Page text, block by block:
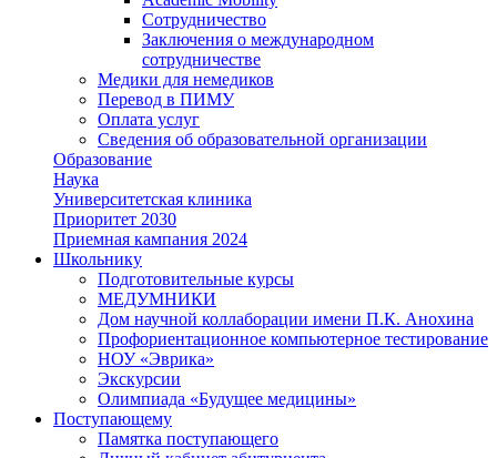
Сотрудничество
Заключения о международном
сотрудничестве
Медики для немедиков
Перевод в ПИМУ
Оплата услуг
Сведения об образовательной организации
Образование
Наука
Университетская клиника
Приоритет 2030
Приемная кампания 2024
Школьнику
Подготовительные курсы
МЕДУМНИКИ
Дом научной коллаборации имени П.К. Анохина
Профориентационное компьютерное тестирование
НОУ «Эврика»
Экскурсии
Олимпиада «Будущее медицины»
Поступающему
Памятка поступающего